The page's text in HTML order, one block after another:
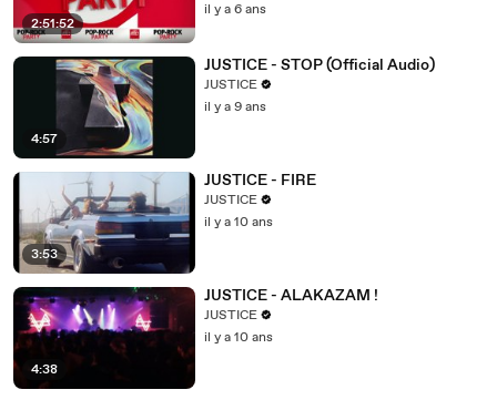
2:51:52
il y a 6 ans
4:57
JUSTICE - STOP (Official Audio)
JUSTICE
il y a 9 ans
3:53
JUSTICE - FIRE
JUSTICE
il y a 10 ans
4:38
JUSTICE - ALAKAZAM !
JUSTICE
il y a 10 ans